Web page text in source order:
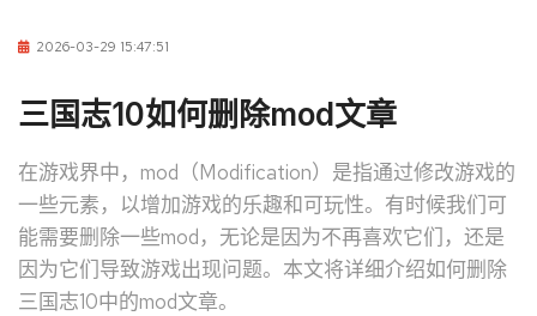
2026-03-29 15:47:51
三国志10如何删除mod文章
在游戏界中，mod（Modification）是指通过修改游戏的
一些元素，以增加游戏的乐趣和可玩性。有时候我们可
能需要删除一些mod，无论是因为不再喜欢它们，还是
因为它们导致游戏出现问题。本文将详细介绍如何删除
三国志10中的mod文章。